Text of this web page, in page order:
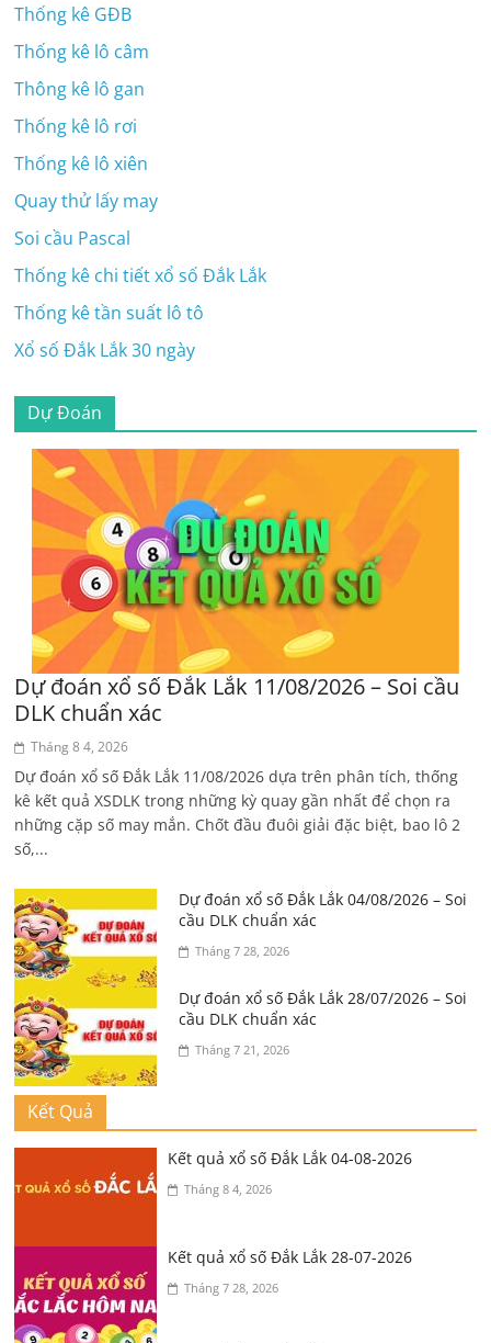
Thống kê GĐB
Thống kê lô câm
Thông kê lô gan
Thống kê lô rơi
Thống kê lô xiên
Quay thử lấy may
Soi cầu Pascal
Thống kê chi tiết xổ số Đắk Lắk
Thống kê tần suất lô tô
Xổ số Đắk Lắk 30 ngày
Dự Đoán
Dự đoán xổ số Đắk Lắk 11/08/2026 – Soi cầu
DLK chuẩn xác
Tháng 8 4, 2026
Dự đoán xổ số Đắk Lắk 11/08/2026 dựa trên phân tích, thống
kê kết quả XSDLK trong những kỳ quay gần nhất để chọn ra
những cặp số may mắn. Chốt đầu đuôi giải đặc biệt, bao lô 2
số,...
Dự đoán xổ số Đắk Lắk 04/08/2026 – Soi
cầu DLK chuẩn xác
Tháng 7 28, 2026
Dự đoán xổ số Đắk Lắk 28/07/2026 – Soi
cầu DLK chuẩn xác
Tháng 7 21, 2026
Kết Quả
Kết quả xổ số Đắk Lắk 04-08-2026
Tháng 8 4, 2026
Kết quả xổ số Đắk Lắk 28-07-2026
Tháng 7 28, 2026